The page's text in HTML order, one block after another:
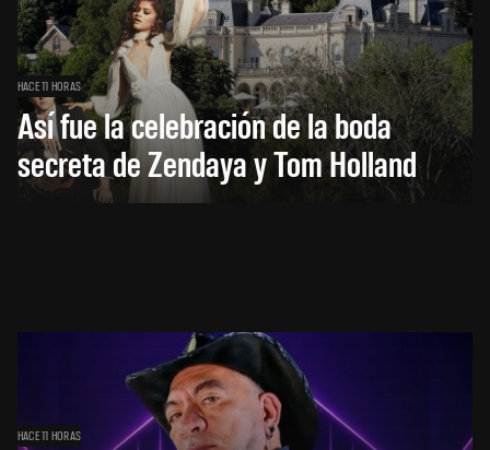
HACE 11 HORAS
Así fue la celebración de la boda
secreta de Zendaya y Tom Holland
HACE 11 HORAS